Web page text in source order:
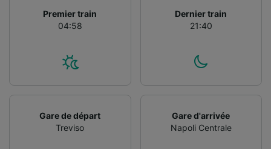
Premier train
04:58
Dernier train
21:40
Gare de départ
Treviso
Gare d'arrivée
Napoli Centrale
précises. Analyser activement les
caractéristiques de l’appareil pour
informations sur un appareil. Publicités et
contenu personnalisés, mesure de
Liste de nos partenaires (fournisseurs)